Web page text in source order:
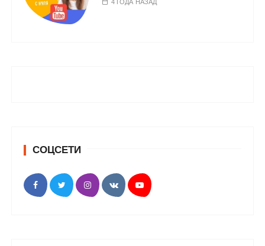
4 ГОДА НАЗАД
СОЦСЕТИ